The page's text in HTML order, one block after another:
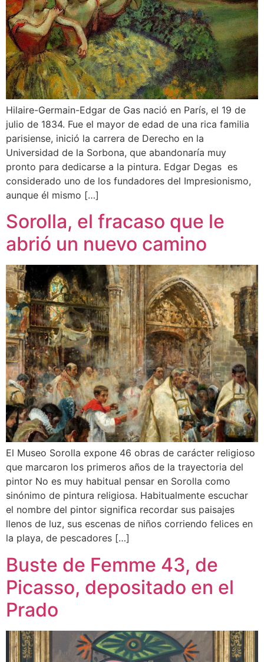
Hilaire-Germain-Edgar de Gas nació en París, el 19 de
julio de 1834. Fue el mayor de edad de una rica familia
parisiense, inició la carrera de Derecho en la
Universidad de la Sorbona, que abandonaría muy
pronto para dedicarse a la pintura. Edgar Degas es
considerado uno de los fundadores del Impresionismo,
aunque él mismo […]
Sorolla, el fracaso que le
abrió un nuevo camino
El Museo Sorolla expone 46 obras de carácter religioso
que marcaron los primeros años de la trayectoria del
pintor No es muy habitual pensar en Sorolla como
sinónimo de pintura religiosa. Habitualmente escuchar
el nombre del pintor significa recordar sus paisajes
llenos de luz, sus escenas de niños corriendo felices en
la playa, de pescadores […]
Buste de Femme 43, de
Picasso, depositado en el
Prado